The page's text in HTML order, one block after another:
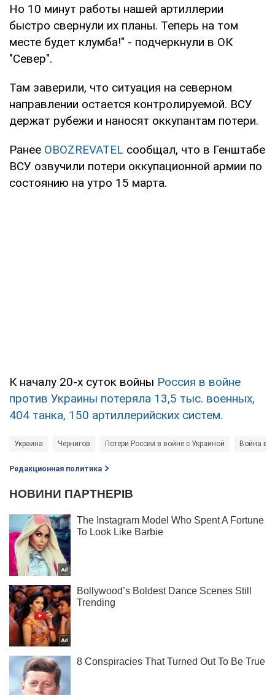
Но 10 минут работы нашей артиллерии
быстро свернули их планы. Теперь на том
месте будет клумба!" - подчеркнули в ОК
"Север".
Там заверили, что ситуация на северном
направлении остается контролируемой. ВСУ
держат рубежи и наносят оккупантам потери.
Ранее OBOZREVATEL сообщал, что в Генштабе
ВСУ озвучили потери оккупационной армии по
состоянию на утро 15 марта.
К началу 20-х суток войны Россия в войне
против Украины потеряла 13,5 тыс. военных,
404 танка, 150 артиллерийских систем.
Украина Чернигов Потери России в войне с Украиной Война в
Редакционная политика